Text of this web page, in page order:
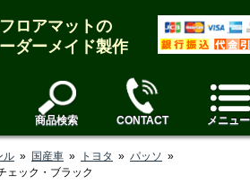
ロアマットの
ダーメイド製作
商品検索 CONTACT メニュー
ル » 国産車 » トヨタ » パッソ »
ェック・ブラック